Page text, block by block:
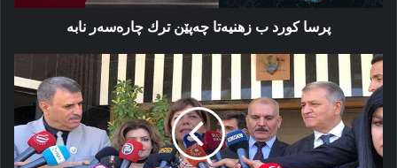
پرسا كورد ب زھنیەتا چەپێن ترك چارەسەر نابە
شاندەیا
ھەدەپێ
ب
دزی
چو
قەندیل